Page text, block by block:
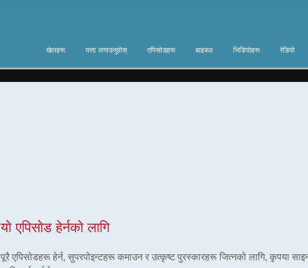
खेलहरू पत्ता लगाउनुहोस् एपिसोडहरू बाइबल भिडियोहरू रेडियो
यो एपिसोड हेर्नको लागि
पूरै एपिसोडहरू हेर्न, सुपरपोइन्टहरू कमाउन र उत्कृष्ट पुरस्कारहरू जित्नको लागि, कृपया